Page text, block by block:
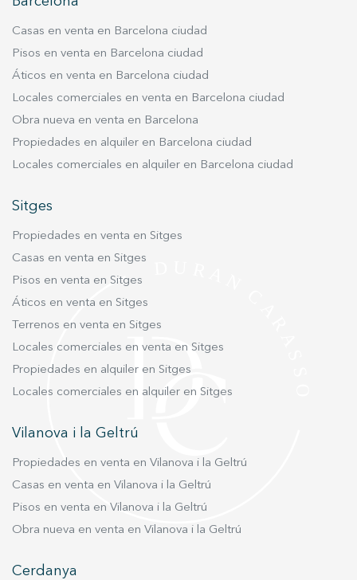
Casas en venta en Barcelona ciudad
Pisos en venta en Barcelona ciudad
Áticos en venta en Barcelona ciudad
Locales comerciales en venta en Barcelona ciudad
Obra nueva en venta en Barcelona
Propiedades en alquiler en Barcelona ciudad
Locales comerciales en alquiler en Barcelona ciudad
Sitges
Propiedades en venta en Sitges
Casas en venta en Sitges
Pisos en venta en Sitges
Áticos en venta en Sitges
Terrenos en venta en Sitges
Locales comerciales en venta en Sitges
Propiedades en alquiler en Sitges
Locales comerciales en alquiler en Sitges
Vilanova i la Geltrú
Propiedades en venta en Vilanova i la Geltrú
Casas en venta en Vilanova i la Geltrú
Pisos en venta en Vilanova i la Geltrú
Obra nueva en venta en Vilanova i la Geltrú
Cerdanya
mejorar la calidad de nuestros servicios y para ofrecer una
Marketing y publicidad
sobre las preferencias y elecciones personales del usuario
navegación. Gracias a ellas, podemos conocer los hábitos
de navegación en el sitio web y mostrar publicidad
relacionada con el perfil de navegación del usuario.